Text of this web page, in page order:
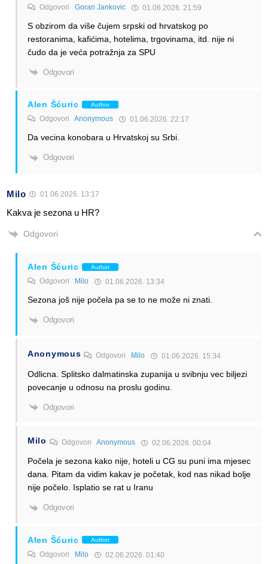
Odgovori Goran Jankovic 01.06.2026. 21:59
S obzirom da više čujem srpski od hrvatskog po
restoranima, kafićima, hotelima, trgovinama, itd. nije ni
čudo da je veća potražnja za SPU
Odgovori
Alen Šćuric Author
Odgovori Anonymous 01.06.2026. 22:17
Da vecina konobara u Hrvatskoj su Srbi.
Odgovori
Milo 01.06.2026. 13:17
Kakva je sezona u HR?
Odgovori
Alen Šćuric Author
Odgovori Milo 01.06.2026. 13:34
Sezona još nije počela pa se to ne može ni znati.
Odgovori
Anonymous Odgovori Milo 01.06.2026. 15:34
Odlicna. Splitsko dalmatinska zupanija u svibnju vec biljezi
povecanje u odnosu na proslu godinu.
Odgovori
Milo Odgovori Anonymous 02.06.2026. 00:04
Počela je sezona kako nije, hoteli u CG su puni ima mjesec
dana. Pitam da vidim kakav je početak, kod nas nikad bolje
nije počelo. Isplatio se rat u Iranu
Odgovori
Alen Šćuric Author
Odgovori Milo 02.06.2026. 01:40